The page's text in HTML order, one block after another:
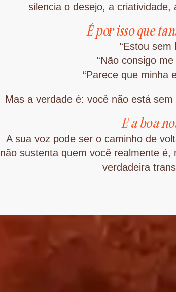
silencia o desejo, a criatividade,
É por isso que
“Estou sem
“Não consigo
“Parece que minha
Mas a verdade é: você não está
E a boa
A sua voz pode ser o caminho de
não sustenta quem você realmente
verdadeira